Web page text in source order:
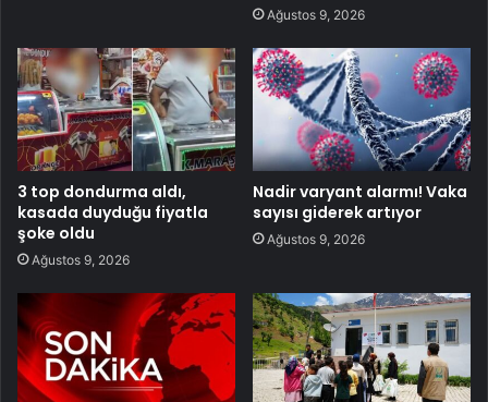
Ağustos 9, 2026
3 top dondurma aldı,
kasada duyduğu fiyatla
şoke oldu
Ağustos 9, 2026
Nadir varyant alarmı! Vaka
sayısı giderek artıyor
Ağustos 9, 2026